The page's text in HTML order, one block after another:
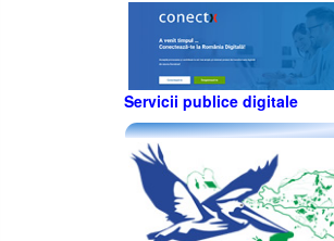
Servicii publice digitale